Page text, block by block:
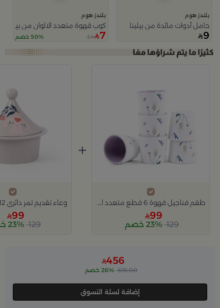
بلندز هوم
حامل أدوات مائدة من بيلينا
9
بلندز هوم
كوب قهوة متعدد الالوان من بيلينا
7
14 50% خصم
طقم فناجيل قهوة 6 قطع متعدد الألوان سيراميك من بيلينا
99
129 23% خصم
+
99
129 23% خصم
456
616.00 26% خصم
إضافة لسلة التسوق